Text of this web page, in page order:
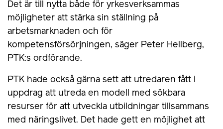
Det är till nytta både för yrkesverksammas
möjligheter att stärka sin ställning på
arbetsmarknaden och för
kompetensförsörjningen, säger Peter Hellberg,
PTK:s ordförande.
PTK hade också gärna sett att utredaren fått i
uppdrag att utreda en modell med sökbara
resurser för att utveckla utbildningar tillsammans
med näringslivet. Det hade gett en möjlighet att